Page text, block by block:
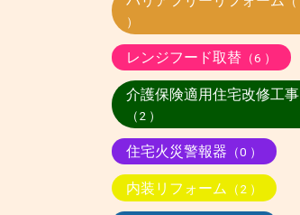
）
レンジフード取替（6 ）
介護保険適用住宅改修工事
（2 ）
住宅火災警報器 （0 ）
内装リフォーム （2 ）